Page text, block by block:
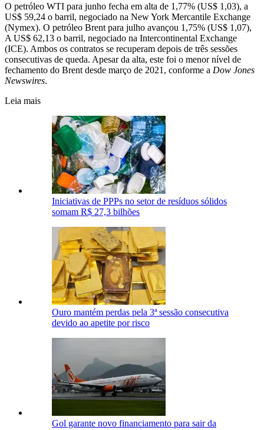
O petróleo WTI para junho fecha em alta de 1,77% (US$ 1,03), a
US$ 59,24 o barril, negociado na New York Mercantile Exchange
(Nymex). O petróleo Brent para julho avançou 1,75% (US$ 1,07),
A US$ 62,13 o barril, negociado na Intercontinental Exchange
(ICE). Ambos os contratos se recuperam depois de três sessões
consecutivas de queda. Apesar da alta, este foi o menor nível de
fechamento do Brent desde março de 2021, conforme a Dow Jones
Newswires.
Leia mais
Iniciativas de PPPs no setor de resíduos sólidos
somam R$ 27,3 bilhões
Ouro mantém perdas pela 3ª sessão consecutiva
devido ao apetite por risco
Gol garante novo financiamento para sair da